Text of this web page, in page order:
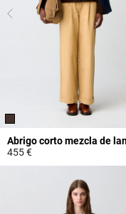
Abrigo corto mezcla de
455 €
5 out of 5 Customer Rating